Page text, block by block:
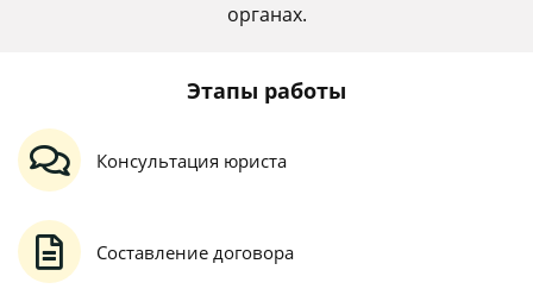
органах.
Этапы работы
Консультация юриста
Составление договора